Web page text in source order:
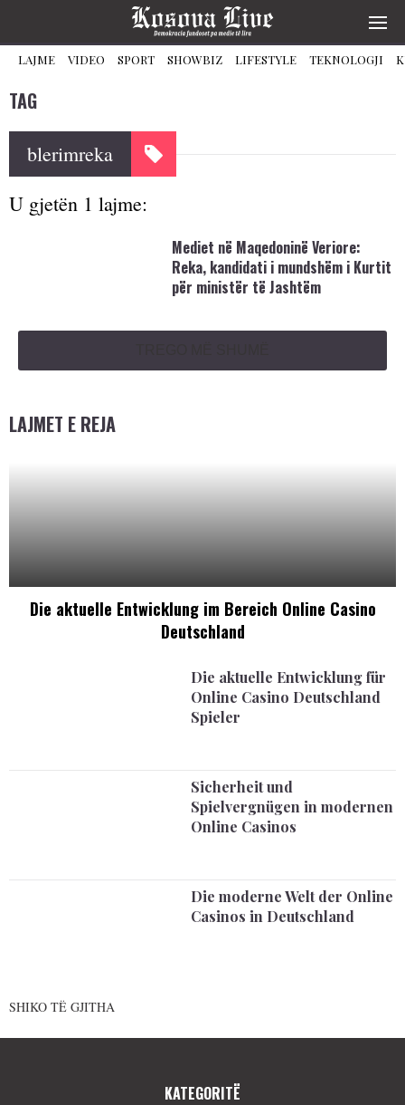
LAJME VIDEO SPORT SHOWBIZ LIFESTYLE TEKNOLOGJI
TAG
blerimreka
U gjetën 1 lajme:
Mediet në Maqedoninë Veriore:
Reka, kandidati i mundshëm i Kurtit
për ministër të Jashtëm
LAJMET E REJA
Die aktuelle Entwicklung im Bereich Online Casino
Deutschland
Die aktuelle Entwicklung für
Online Casino Deutschland
Spieler
Sicherheit und
Spielvergnügen in modernen
Online Casinos
Die moderne Welt der Online
Casinos in Deutschland
SHIKO TË GJITHA
KATEGORITË